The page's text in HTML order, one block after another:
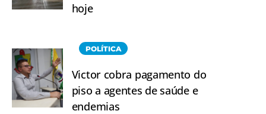
hoje
POLÍTICA
Victor cobra pagamento do
piso a agentes de saúde e
endemias